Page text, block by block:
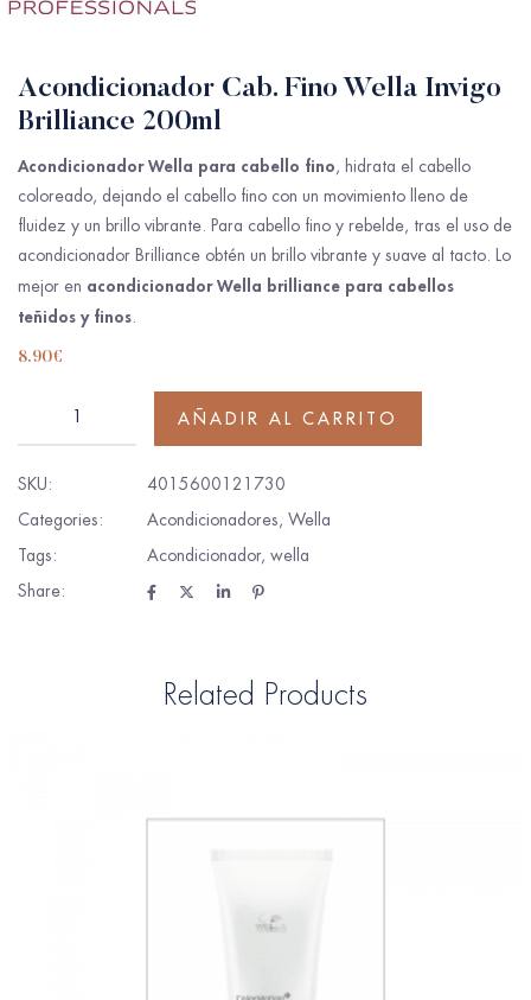
Acondicionador Cab. Fino Wella Invigo
Brilliance 200ml
Acondicionador Wella para cabello fino, hidrata el cabello
coloreado, dejando el cabello fino con un movimiento lleno de
fluidez y un brillo vibrante. Para cabello fino y rebelde, tras el uso de
acondicionador Brilliance obtén un brillo vibrante y suave al tacto. Lo
mejor en acondicionador Wella brilliance para cabellos
teñidos y finos
8.90€
AÑADIR AL CARRITO
SKU:
4015600121730
Categories:
Acondicionadores, Wella
Tags:
Acondicionador, wella
Share:
Related Products